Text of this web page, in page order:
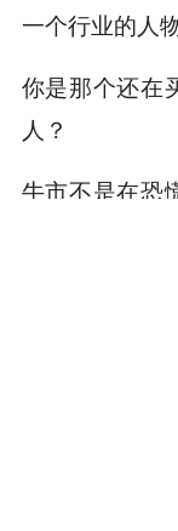
一个行业的人
你是那个还在
人？
牛市不是在恐